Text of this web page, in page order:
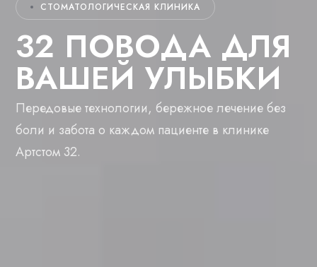
СТОМАТОЛОГИЧЕСКАЯ КЛИНИКА
32 ПОВОДА ДЛЯ
ВАШЕЙ УЛЫБКИ
Передовые технологии, бережное лечение без
боли и забота о каждом пациенте в клинике
Артстом 32.